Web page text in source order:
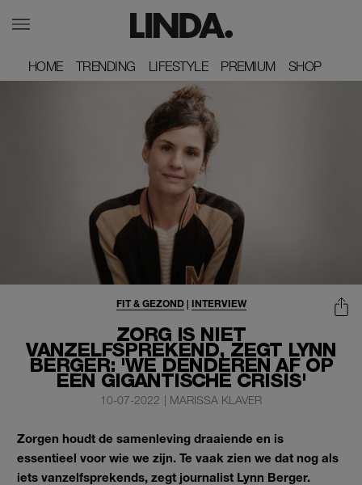
HOME
HOME TRENDING
TRENDING LIFESTYLE
LIFESTYLE PREMIUM
PREMIUM SHOP
SHOP
ZORG IS NIET
VANZELFSPREKEND, ZEGT LYNN
BERGER: 'WE DENDEREN AF OP
EEN GIGANTISCHE CRISIS'
FIT & GEZOND| INTERVIEW
10-07-2022 | MARISSA KLAVER
Zorgen houdt de samenleving draaiende en is
essentieel voor wie we zijn. Te vaak zien we dat nog als
iets vanzelfsprekends, zegt journalist Lynn Berger.